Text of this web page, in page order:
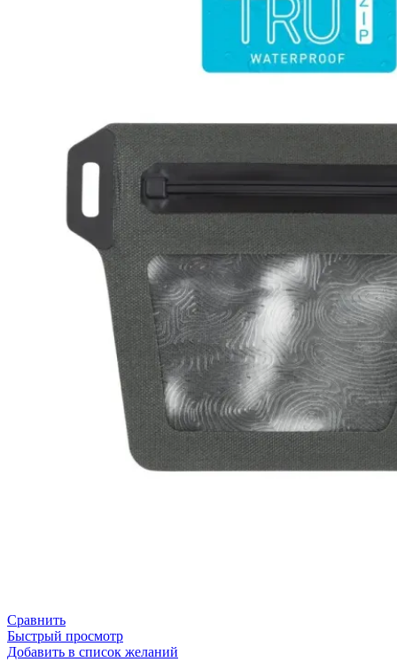
Сравнить
Быстрый просмотр
Добавить в список желаний